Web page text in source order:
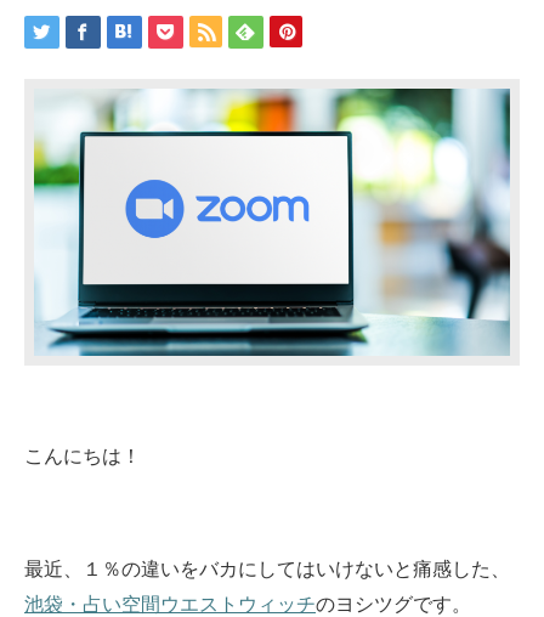
こんにちは！
最近、１％の違いをバカにしてはいけないと痛感した、
池袋・占い空間ウエストウィッチのヨシツグです。